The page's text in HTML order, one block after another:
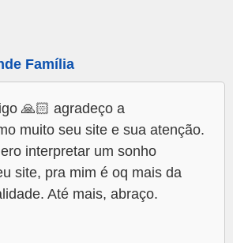
Família
🙏🏻 agradeço a
muito seu site e sua atenção.
interpretar um sonho
site, pra mim é oq mais da
Até mais, abraço.